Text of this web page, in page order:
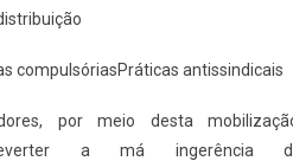
compulsóriasPráticas antissindicais
por meio desta
a má ingerência